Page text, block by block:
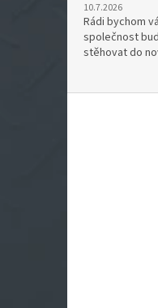
10.7.2026
Rádi bychom
společnost
stěhovat do